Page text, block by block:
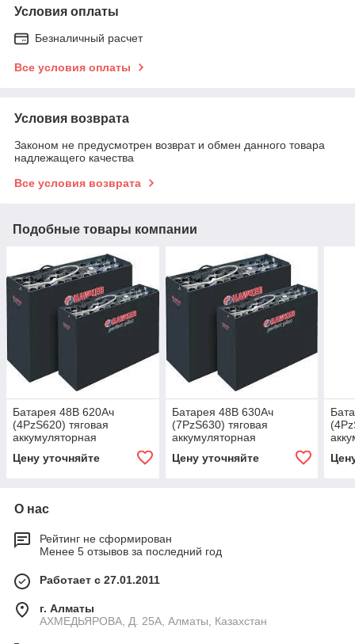
Условия оплаты
Безналичный расчет
Все условия оплаты
Условия возврата
Законом не предусмотрен возврат и обмен данного товара
надлежащего качества
Все условия возврата
Подобные товары компании
Батарея 48В 620Ач
(4PzS620) тяговая
аккумуляторная
Цену уточняйте
Батарея 48В 630Ач
(7PzS630) тяговая
аккумуляторная
Цену уточняйте
О нас
Рейтинг не сформирован
Менее 5 отзывов за последний год
Работает с 27.01.2011
г. Алматы
АХМЕДЬЯРОВА, Д. 25А, Алматы, Казахстан